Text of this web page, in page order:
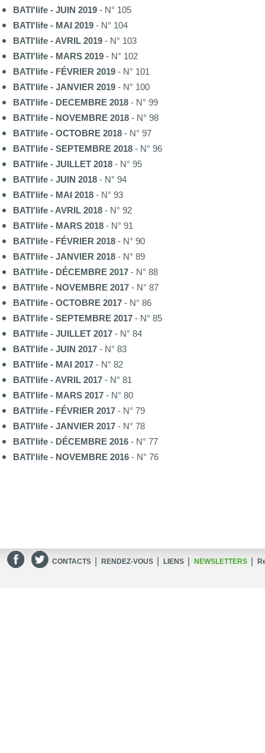
BATI'life - JUIN 2019 - N° 105
BATI'life - MAI 2019 - N° 104
BATI'life - AVRIL 2019 - N° 103
BATI'life - MARS 2019 - N° 102
BATI'life - FÉVRIER 2019 - N° 101
BATI'life - JANVIER 2019 - N° 100
BATI'life - DECEMBRE 2018 - N° 99
BATI'life - NOVEMBRE 2018 - N° 98
BATI'life - OCTOBRE 2018 - N° 97
BATI'life - SEPTEMBRE 2018 - N° 96
BATI'life - JUILLET 2018 - N° 95
BATI'life - JUIN 2018 - N° 94
BATI'life - MAI 2018 - N° 93
BATI'life - AVRIL 2018 - N° 92
BATI'life - MARS 2018 - N° 91
BATI'life - FÉVRIER 2018 - N° 90
BATI'life - JANVIER 2018 - N° 89
BATI'life - DÉCEMBRE 2017 - N° 88
BATI'life - NOVEMBRE 2017 - N° 87
BATI'life - OCTOBRE 2017 - N° 86
BATI'life - SEPTEMBRE 2017 - N° 85
BATI'life - JUILLET 2017 - N° 84
BATI'life - JUIN 2017 - N° 83
BATI'life - MAI 2017 - N° 82
BATI'life - AVRIL 2017 - N° 81
BATI'life - MARS 2017 - N° 80
BATI'life - FÉVRIER 2017 - N° 79
BATI'life - JANVIER 2017 - N° 78
BATI'life - DÉCEMBRE 2016 - N° 77
BATI'life - NOVEMBRE 2016 - N° 76
CONTACTS RENDEZ-VOUS LIENS NEWSLETTERS